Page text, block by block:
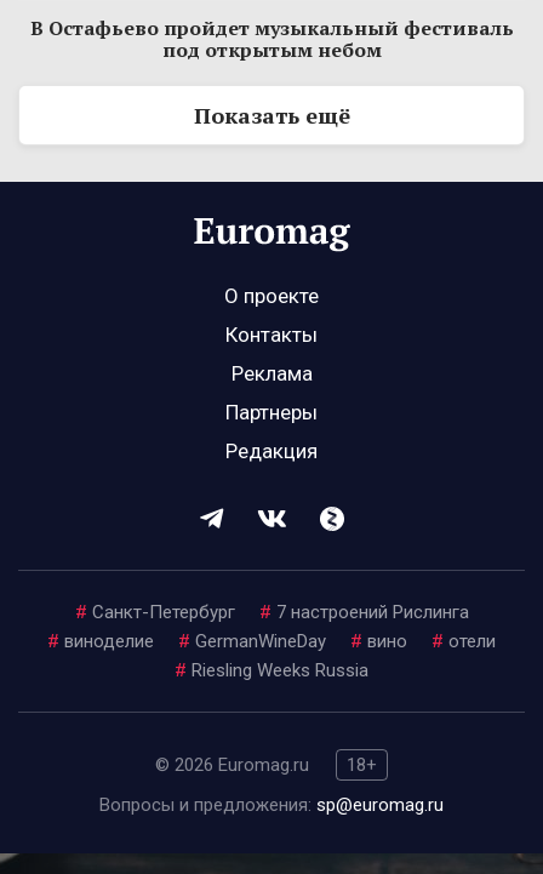
В Остафьево пройдет музыкальный фестиваль
под открытым небом
Показать ещё
О проекте
Контакты
Реклама
Партнеры
Редакция
# Санкт-Петербург # 7 настроений Рислинга
# виноделие # GermanWineDay # вино # отели
# Riesling Weeks Russia
© 2026 Euromag.ru
18+
Вопросы и предложения: sp@euromag.ru